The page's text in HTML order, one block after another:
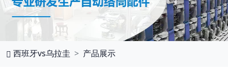
西班牙vs乌拉圭 产品展示